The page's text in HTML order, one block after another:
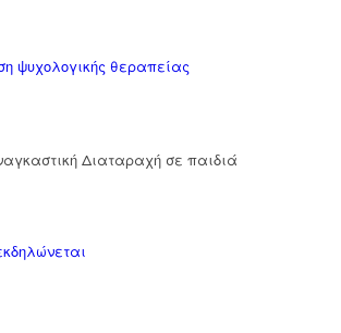
ψυχολογικής θεραπείας
Διαταραχή σε παιδιά